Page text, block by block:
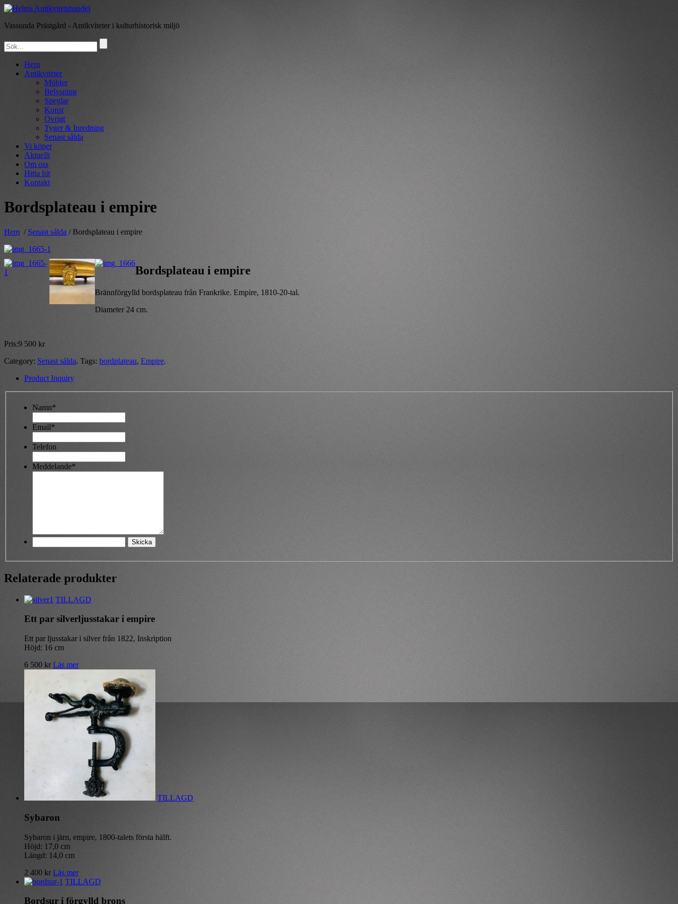
Vassunda Prästgård - Antikviteter i kulturhistorisk miljö
Hem
Antikviteter
Möbler
Belysning
Speglar
Konst
Övrigt
Tyger & Inredning
Senast sålda
Vi köper
Aktuellt
Om oss
Hitta hit
Kontakt
Bordsplateau i empire
Hem / Senast sålda / Bordsplateau i empire
Bordsplateau i empire
Brännförgylld bordsplateau från Frankrike. Empire, 1810-20-tal.
Diameter 24 cm.
Pris:9 500 kr
Category: Senast sålda. Tags: bordplateau, Empire.
Product Inquiry
Namn*
Email*
Telefon
Meddelande*
Relaterade produkter
TILLAGD
Ett par silverljusstakar i empire
Ett par ljusstakar i silver från 1822, Inskription
Höjd: 16 cm
6 500 kr Läs mer
TILLAGD
Sybaron
Sybaron i järn, empire, 1800-talets första hälft.
Höjd: 17,0 cm
Längd: 14,0 cm
2 400 kr Läs mer
TILLAGD
Bordsur i förgylld brons